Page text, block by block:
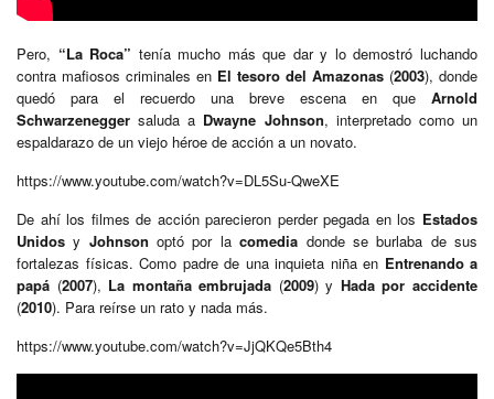
Pero, “La Roca” tenía mucho más que dar y lo demostró luchando
contra mafiosos criminales en El tesoro del Amazonas (2003), donde
quedó para el recuerdo una breve escena en que Arnold
Schwarzenegger saluda a Dwayne Johnson, interpretado como un
espaldarazo de un viejo héroe de acción a un novato.
https://www.youtube.com/watch?v=DL5Su-QweXE
De ahí los filmes de acción parecieron perder pegada en los Estados
Unidos y Johnson optó por lacomedia donde se burlaba de sus
fortalezas físicas. Como padre de una inquieta niña en Entrenando a
papá (2007), La montaña embrujada (2009) y Hada por accidente
(2010). Para reírse un rato y nada más.
https://www.youtube.com/watch?v=JjQKQe5Bth4